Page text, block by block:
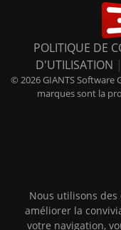
POLITIQUE DE
D'UTILISATION |
© 2026 GIANTS Software
marques sont la
Nous utilisons
améliorer la
votre navigation,